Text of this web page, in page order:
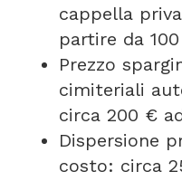
cappella
partire da
Prezzo
cimiteriali
circa 200 €
Dispersione
costo: circa